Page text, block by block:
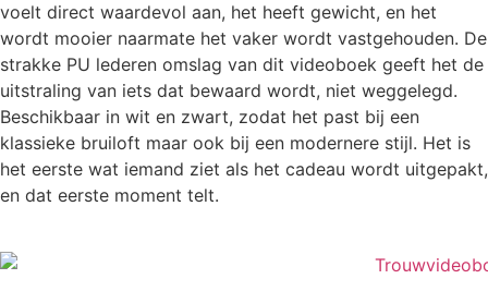
voelt direct waardevol aan, het heeft gewicht, en het
wordt mooier naarmate het vaker wordt vastgehouden. De
strakke PU lederen omslag van dit videoboek geeft het de
uitstraling van iets dat bewaard wordt, niet weggelegd.
Beschikbaar in wit en zwart, zodat het past bij een
klassieke bruiloft maar ook bij een modernere stijl. Het is
het eerste wat iemand ziet als het cadeau wordt uitgepakt,
en dat eerste moment telt.